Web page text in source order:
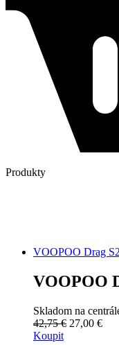
Produkty
VOOPOO Drag
VOOPOO
Skladom na
42,75 € 27,00 €
Koupit